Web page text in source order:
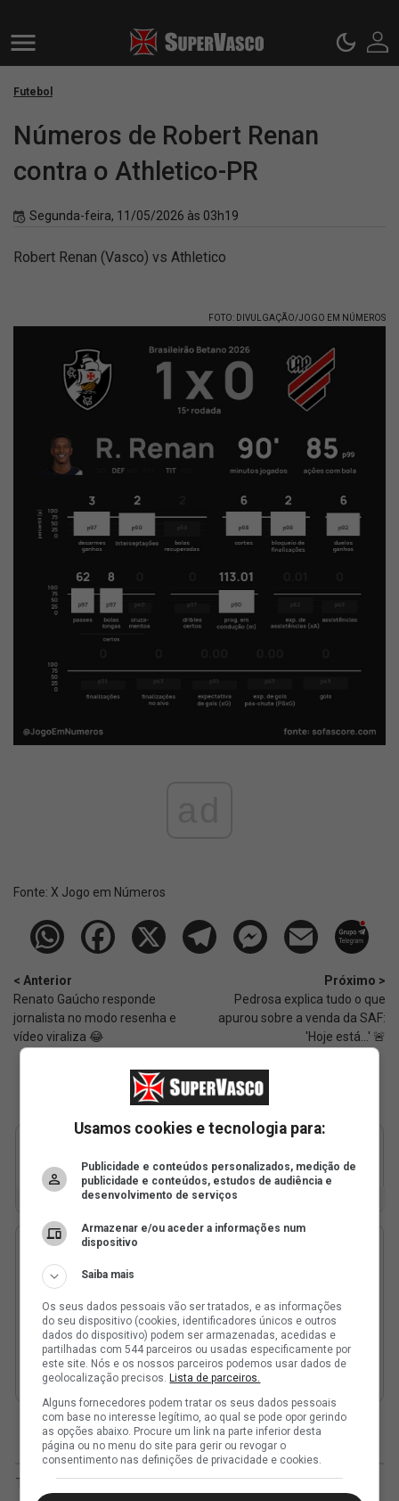
Futebol
Números de Robert Renan
contra o Athletico-PR
Segunda-feira, 11/05/2026 às 03h19
Robert Renan (Vasco) vs Athletico
FOTO: DIVULGAÇÃO/JOGO EM NÚMEROS
Fonte: X Jogo em Números
< Anterior
Renato Gaúcho responde
jornalista no modo resenha e
vídeo viraliza 😂
Próximo >
Pedrosa explica tudo o que
apurou sobre a venda da SAF:
'Hoje está...' 🚨
Usamos cookies e tecnologia para:
Publicidade e conteúdos personalizados, medição de
publicidade e conteúdos, estudos de audiência e
desenvolvimento de serviços
Armazenar e/ou aceder a informações num
dispositivo
Saiba mais
Os seus dados pessoais vão ser tratados, e as informações
do seu dispositivo (cookies, identificadores únicos e outros
dados do dispositivo) podem ser armazenadas, acedidas e
partilhadas com 544 parceiros ou usadas especificamente por
este site. Nós e os nossos parceiros podemos usar dados de
geolocalização precisos. Lista de parceiros.
Alguns fornecedores podem tratar os seus dados pessoais
com base no interesse legítimo, ao qual se pode opor gerindo
as opções abaixo. Procure um link na parte inferior desta
página ou no menu do site para gerir ou revogar o
consentimento nas definições de privacidade e cookies.